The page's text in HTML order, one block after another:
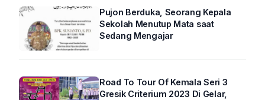
Pujon Berduka, Seorang Kepala
Sekolah Menutup Mata saat
Sedang Mengajar
Road To Tour Of Kemala Seri 3
Gresik Criterium 2023 Di Gelar,